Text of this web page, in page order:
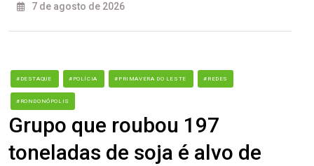
7 de agosto de 2026
#DESTAQUE #POLÍCIA #PRIMAVERA DO LESTE #REDES
#RONDONÓPOLIS
Grupo que roubou 197
toneladas de soja é alvo de